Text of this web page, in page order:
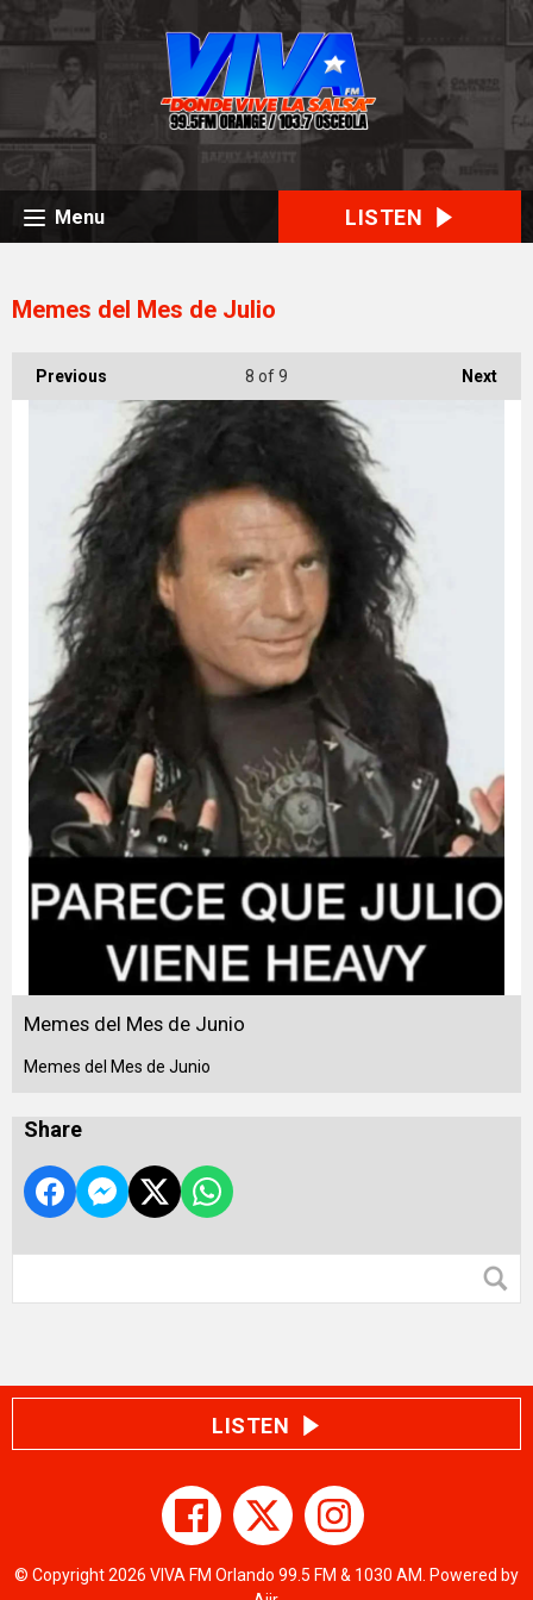
Menu LISTEN
Memes del Mes de Julio
Previous Next
8 of 9
Memes del Mes de Junio
Memes del Mes de Junio
Share
LISTEN
© Copyright 2026 VIVA FM Orlando 99.5 FM & 1030 AM. Powered by